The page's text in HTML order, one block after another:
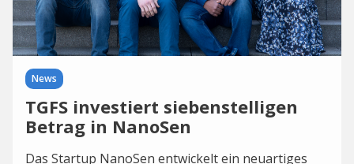
News
TGFS investiert siebenstelligen
Betrag in NanoSen
Das Startup NanoSen entwickelt ein neuartiges